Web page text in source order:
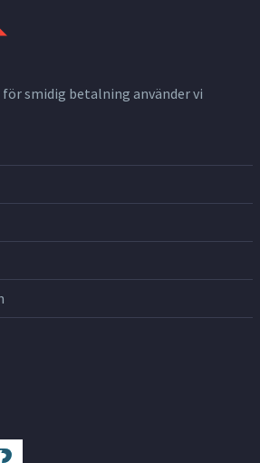
smidig betalning använder vi